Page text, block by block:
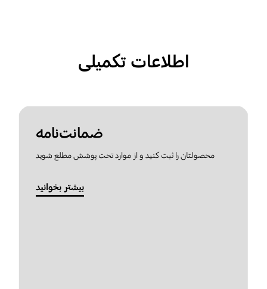
اطلاعات تکمیلی
ضمانت‌نامه
محصولتان را ثبت کنید و از موارد تحت پوشش مطلع شوید
بیشتر بخوانید